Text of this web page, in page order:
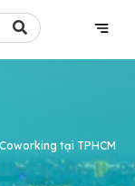
tại TPHCM